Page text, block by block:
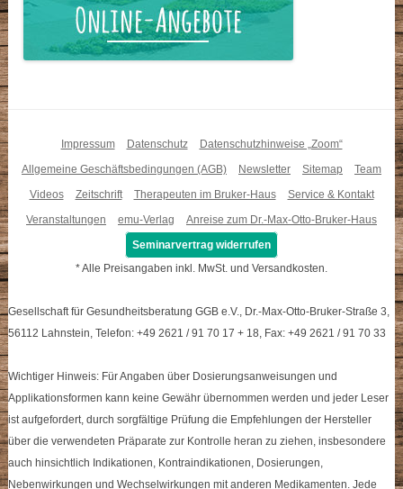
Impressum Datenschutz
Datenschutzhinweise „Zoom“
Allgemeine Geschäftsbedingungen (AGB)
Newsletter Sitemap
Team
Videos
Zeitschrift Therapeuten im Bruker-Haus
Service & Kontakt
Veranstaltungen
emu-Verlag
Anreise zum Dr.-Max-Otto-Bruker-Haus
Seminarvertrag widerrufen
* Alle Preisangaben inkl. MwSt. und Versandkosten.
Gesellschaft für Gesundheitsberatung GGB e.V., Dr.-Max-Otto-Bruker-Straße 3,
56112 Lahnstein, Telefon: +49 2621 / 91 70 17 + 18, Fax: +49 2621 / 91 70 33
Wichtiger Hinweis: Für Angaben über Dosierungsanweisungen und
Applikationsformen kann keine Gewähr übernommen werden und jeder Leser
ist aufgefordert, durch sorgfältige Prüfung die Empfehlungen der Hersteller
über die verwendeten Präparate zur Kontrolle heran zu ziehen, insbesondere
auch hinsichtlich Indikationen, Kontraindikationen, Dosierungen,
Nebenwirkungen und Wechselwirkungen mit anderen Medikamenten. Jede